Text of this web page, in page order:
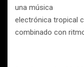
una música
electrónica tropical
combinado con